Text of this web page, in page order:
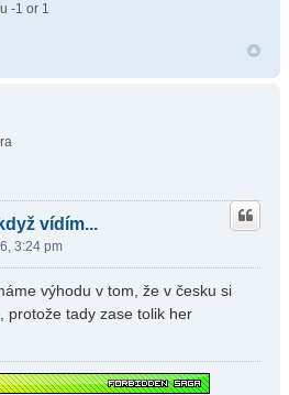
-1 or 1
vídím...
3:24 pm
výhodu v tom, že v česku si
protože tady zase tolik her